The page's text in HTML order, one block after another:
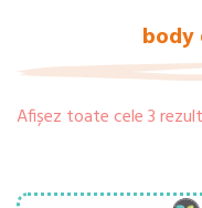
Afișez toate cele 3